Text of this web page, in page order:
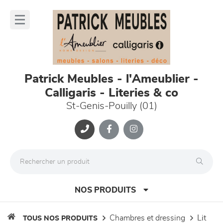
Patrick Meubles - l'Ameublier -
Calligaris - Literies & co
St-Genis-Pouilly (01)
NOS PRODUITS
TOUS NOS PRODUITS chambres et dressing lit